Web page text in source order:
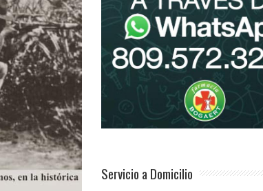
Servicio a Domicilio